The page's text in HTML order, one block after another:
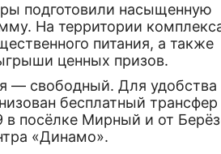
подготовили насыщенную
На территории
питания, а также
ценных призов.
— свободный. Для удобства
бесплатный трансфер
посёлке Мирный и от
«Динамо».